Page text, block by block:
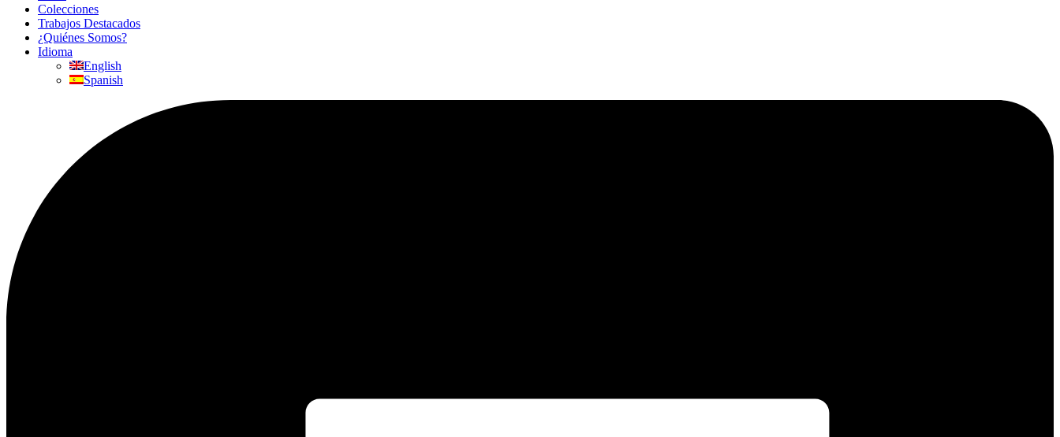
Colecciones
Trabajos Destacados
¿Quiénes Somos?
Idioma
English
Spanish